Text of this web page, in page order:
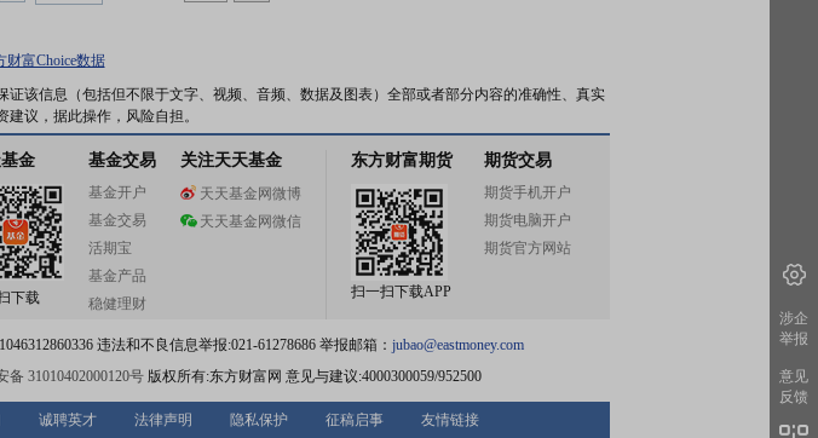
财富Choice数据
该信息（包括但不限于文字、视频、音频、数据及图表）全部或者部分内容的准确性、真实
议，据此操作，风险自担。
金
下载
基金交易
基金开户
基金交易
活期宝
基金产品
稳健理财
关注天天基金
天天基金网微博
天天基金网微信
东方财富期货
扫一扫下载APP
期货交易
期货手机开户
期货电脑开户
期货官方网站
违法和不良信息举报:021-61278686 举报邮箱： jubao@eastmoney.com
备 31010402000120号版权所有:东方财富网 意见与建议:4000300059/952500
诚聘英才 法律声明 隐私保护 征稿启事 友情链接
涉企
举报
意见
反馈